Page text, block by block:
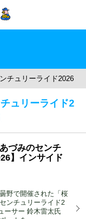
チュリーライド2026
ュリーライド2
づみのセンチ
】インサイド
野で開催された「桜
ンチュリーライド2
ーサー 鈴木雷太氏